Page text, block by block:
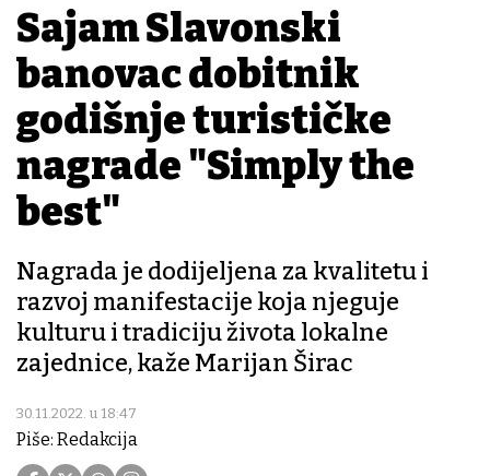
Sajam Slavonski
banovac dobitnik
godišnje turističke
nagrade "Simply the
best"
Nagrada je dodijeljena za kvalitetu i
razvoj manifestacije koja njeguje
kulturu i tradiciju života lokalne
zajednice, kaže Marijan Širac
30.11.2022. u 18:47
Piše: Redakcija